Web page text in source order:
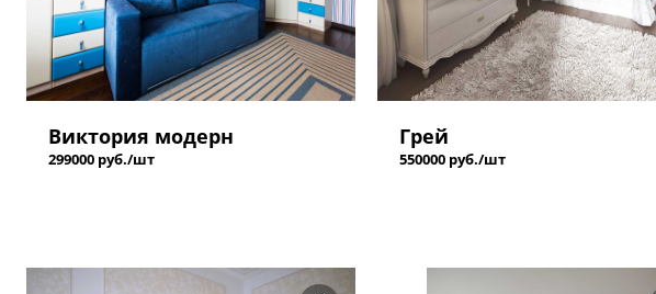
Виктория модерн
299000 руб./шт
Грей
550000 руб./шт